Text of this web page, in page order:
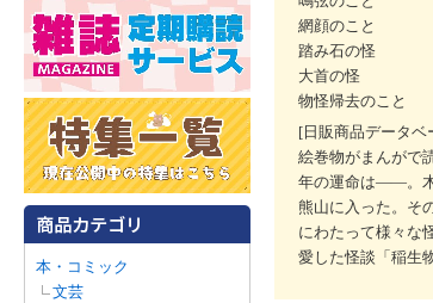
本・コミック
文芸
網顔のこと
踏み石の怪
大首の怪
物怪帰去のこと
[日販商品データベ
絵巻物がまんがで
年の運命は――。木
熊山に入った。そ
にわたって様々な
愛した怪談「稲生